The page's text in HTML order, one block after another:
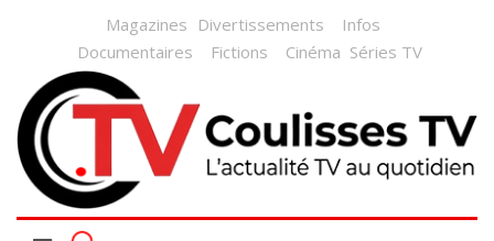
Magazines Divertissements
Infos
Documentaires
Fictions Cinéma Séries TV